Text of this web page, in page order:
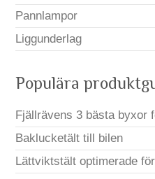
Pannlampor
Liggunderlag
Populära
Fjällrävens 3 bästa byxor
Baklucketält till bilen
Lättviktstält optimerade